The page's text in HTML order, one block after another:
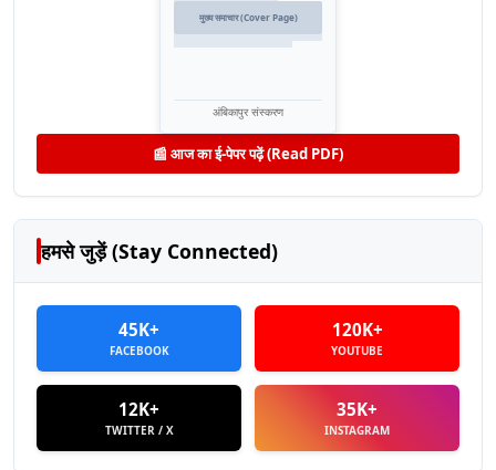
मुख्य समाचार (Cover Page)
अंबिकापुर संस्करण
📰 आज का ई-पेपर पढ़ें (Read PDF)
हमसे जुड़ें (Stay Connected)
45K+
FACEBOOK
120K+
YOUTUBE
12K+
TWITTER / X
35K+
INSTAGRAM